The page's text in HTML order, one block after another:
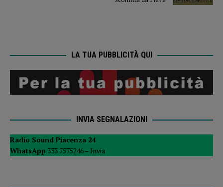
LA TUA PUBBLICITÀ QUI
INVIA SEGNALAZIONI
Radio Sound Piacenza 24
WhatsApp 333 7575246 – Invia